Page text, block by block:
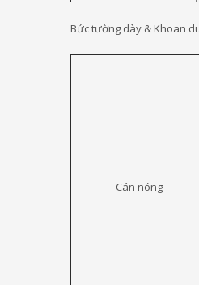
Bức tường dày & Khoan
Cán nóng